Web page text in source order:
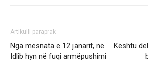
Artikulli paraprak
Nga mesnata e 12 janarit, në
Idlib hyn në fuqi armëpushimi
Kështu